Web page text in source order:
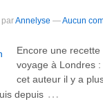
parAnnelyse —Aucun
Encore une
voyage à Londres
cet auteur il y a
depuis …